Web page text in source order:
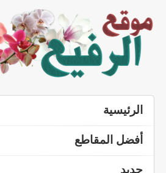
الرئيسية
أفضل المقاطع
جديد